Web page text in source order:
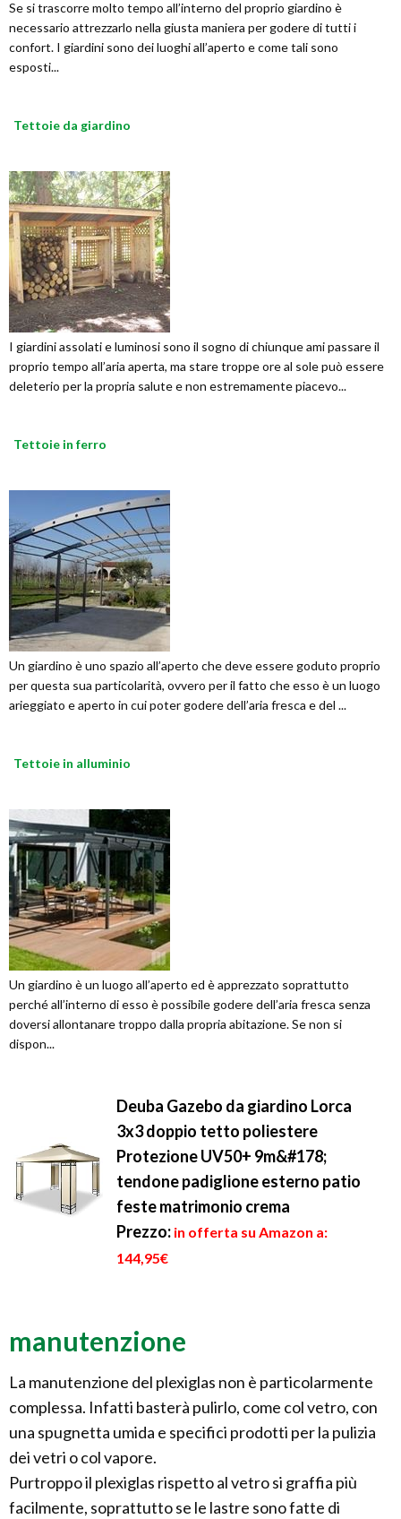
Se si trascorre molto tempo all’interno del proprio giardino è
necessario attrezzarlo nella giusta maniera per godere di tutti i
confort. I giardini sono dei luoghi all’aperto e come tali sono
esposti...
Tettoie da giardino
I giardini assolati e luminosi sono il sogno di chiunque ami passare il
proprio tempo all’aria aperta, ma stare troppe ore al sole può essere
deleterio per la propria salute e non estremamente piacevo...
Tettoie in ferro
Un giardino è uno spazio all’aperto che deve essere goduto proprio
per questa sua particolarità, ovvero per il fatto che esso è un luogo
arieggiato e aperto in cui poter godere dell’aria fresca e del ...
Tettoie in alluminio
Un giardino è un luogo all’aperto ed è apprezzato soprattutto
perché all’interno di esso è possibile godere dell’aria fresca senza
doversi allontanare troppo dalla propria abitazione. Se non si
dispon...
Deuba Gazebo da giardino Lorca
3x3 doppio tetto poliestere
Protezione UV50+ 9m&#178;
tendone padiglione esterno patio
feste matrimonio crema
Prezzo: in offerta su Amazon a:
144,95€
manutenzione
La manutenzione del plexiglas non è particolarmente
complessa. Infatti basterà pulirlo, come col vetro, con
una spugnetta umida e specifici prodotti per la pulizia
dei vetri o col vapore.
Purtroppo il plexiglas rispetto al vetro si graffia più
facilmente, soprattutto se le lastre sono fatte di